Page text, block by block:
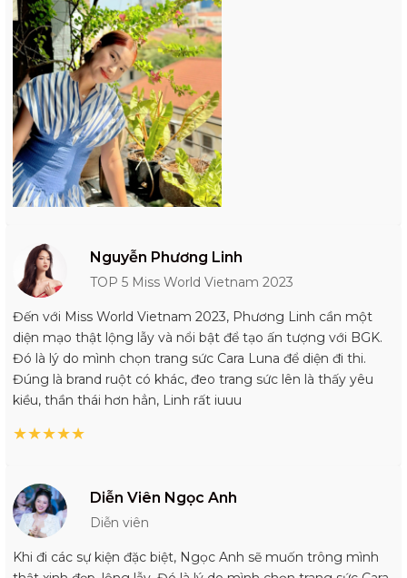
Nguyễn Phương Linh
TOP 5 Miss World Vietnam 2023
Đến với Miss World Vietnam 2023, Phương Linh cần một
diện mạo thật lộng lẫy và nổi bật để tạo ấn tượng với BGK.
Đó là lý do mình chọn trang sức Cara Luna để diện đi thi.
Đúng là brand ruột có khác, đeo trang sức lên là thấy yêu
kiều, thần thái hơn hẳn, Linh rất iuuu
★★★★★
Diễn Viên Ngọc Anh
Diễn viên
Khi đi các sự kiện đặc biệt, Ngọc Anh sẽ muốn trông mình